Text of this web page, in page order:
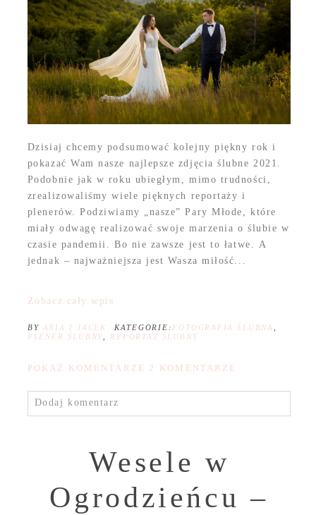
Dzisiaj chcemy podsumować kolejny piękny rok i
pokazać Wam nasze najlepsze zdjęcia ślubne 2021.
Podobnie jak w roku ubiegłym, mimo trudności,
zrealizowaliśmy wiele pięknych reportaży i
plenerów. Podziwiamy „nasze” Pary Młode, które
miały odwagę realizować swoje marzenia o ślubie w
czasie pandemii. Bo nie zawsze jest to łatwe. A
jednak – najważniejsza jest Wasza miłość...
Zobacz cały wpis
BY ANIA I JACEK KATEGORIE: FOTOGRAFIA ŚLUBNA
PLENER ŚLUBNY
REPORTAŻ ŚLUBNY
POKAŻ KOMENTARZE 2 KOMENTARZE
Dodaj komentarz
Wesele w
Ogrodzieńcu –